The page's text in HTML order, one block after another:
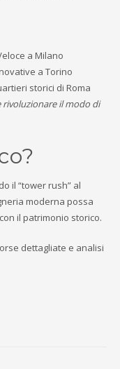
a Milano
a Torino
storici di Roma
il modo di
il “tower rush” al
moderna possa
il patrimonio storico.
dettagliate e analisi